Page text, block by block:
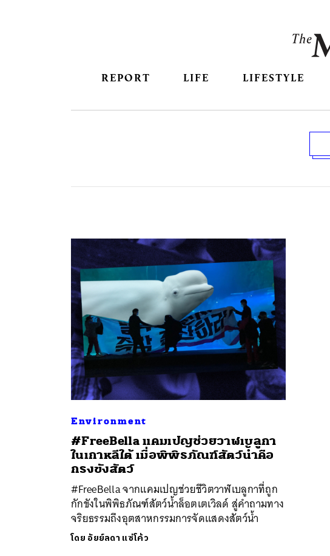
REPORT LIFE LIFESTYLE
Environment
#FreeBella แคมเปญช่วยวาฬเบลูกา
ในเกาหลีใต้ เมื่อพิพิธภัณฑ์สัตว์น้ำคือ
กรงขังสัตว์
#FreeBella จากแคมเปญช่วยชีวิตวาฬเบลูกาที่ถูก
กักขังในพิพิธภัณฑ์สัตว์น้ำล็อตเตเวิลด์ สู่คำถามทาง
จริยธรรมถึงอุตสาหกรรมการจัดแสดงสัตว์น้ำ
โดย อัยย์ลดา แซ่โค้ว